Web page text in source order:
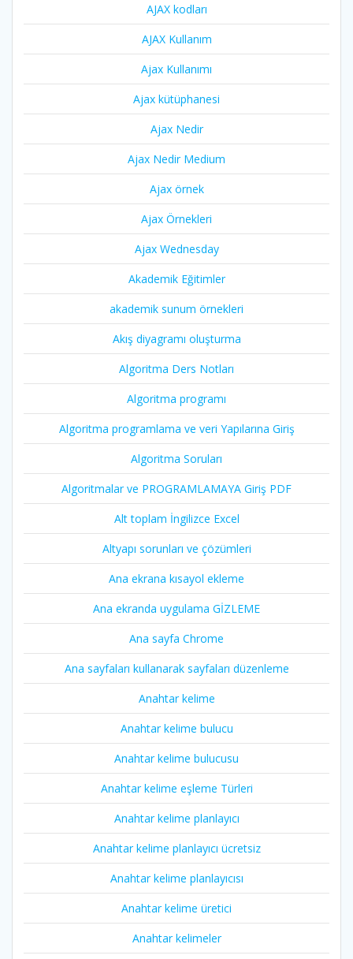
AJAX kodları
AJAX Kullanım
Ajax Kullanımı
Ajax kütüphanesi
Ajax Nedir
Ajax Nedir Medium
Ajax örnek
Ajax Örnekleri
Ajax Wednesday
Akademik Eğitimler
akademik sunum örnekleri
Akış diyagramı oluşturma
Algoritma Ders Notları
Algoritma programı
Algoritma programlama ve veri Yapılarına Giriş
Algoritma Soruları
Algoritmalar ve PROGRAMLAMAYA Giriş PDF
Alt toplam İngilizce Excel
Altyapı sorunları ve çözümleri
Ana ekrana kısayol ekleme
Ana ekranda uygulama GİZLEME
Ana sayfa Chrome
Ana sayfaları kullanarak sayfaları düzenleme
Anahtar kelime
Anahtar kelime bulucu
Anahtar kelime bulucusu
Anahtar kelime eşleme Türleri
Anahtar kelime planlayıcı
Anahtar kelime planlayıcı ücretsiz
Anahtar kelime planlayıcısı
Anahtar kelime üretici
Anahtar kelimeler